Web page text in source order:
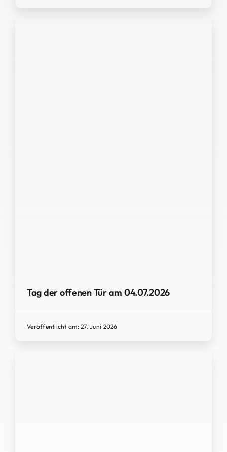
Tag der offenen Tür am 04.07.2026
Veröffentlicht am: 27. Juni 2026